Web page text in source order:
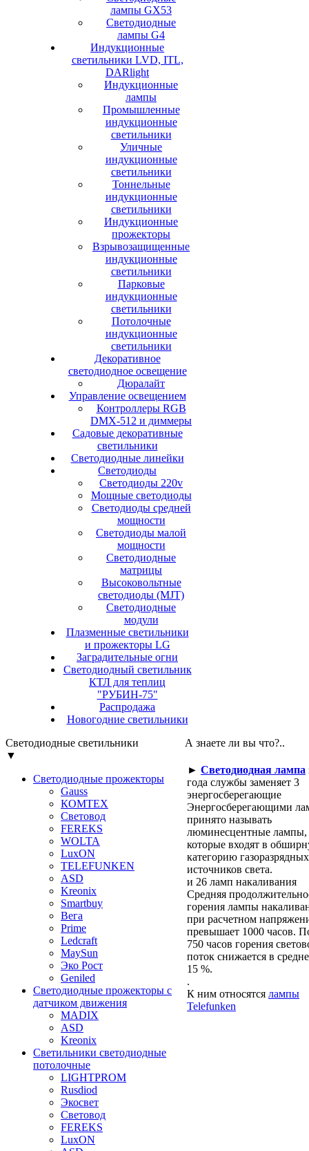
лампы GX53
Светодиодные
лампы G4
Индукционные
светильники LVD, ITL,
DARlight
Индукционные
лампы
Промышленные
индукционные
светильники
Уличные
индукционные
светильники
Тоннельные
индукционные
светильники
Индукционные
прожекторы
Взрывозащищенные
индукционные
светильники
Парковые
индукционные
светильники
Потолочные
индукционные
светильники
Декоративное
светодиодное освещение
Дюралайт
Управление освещением
Контроллеры RGB
DMX-512 и диммеры
Садовые декоративные
светильники
Светодиодные линейки
Светодиоды
Светодиоды 220v
Мощные светодиоды
Светодиоды средней
мощности
Светодиоды малой
мощности
Светодиодные
матрицы
Высоковольтные
светодиоды (MJT)
Светодиодные
модули
Плазменные светильники
и прожекторы LG
Заградительные огни
Светодиодный светильник
КТЛ для теплиц
"РУБИН-75"
Распродажа
Новогодние светильники
Светодиодные светильники
▼
Светодиодные прожекторы
Gauss
КОМТЕХ
Световод
FEREKS
WOLTA
LuxON
TELEFUNKEN
ASD
Kreonix
Smartbuy
Вега
Prime
Ledcraft
MaySun
Эко Рост
Geniled
Светодиодные прожекторы с
датчиком движения
MADIX
ASD
Kreonix
Светильники светодиодные
потолочные
LIGHTPROM
Rusdiod
Экосвет
Световод
FEREKS
LuxON
А знаете ли вы что?..
► Светодиодная лампа
года службы заменяет 3
энергосберегающие
Энергосберегающими
принято называть
люминесцентные лампы,
которые входят в
категорию газоразрядных
источников света.
и 26 ламп накаливания
Средняя
горения лампы
при расчетном
превышает 1000 часов.
750 часов горения
поток снижается в
15 %.
.
К ним относятся лампы
Telefunken